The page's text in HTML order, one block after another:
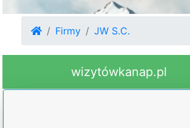
Firmy JW S.C.
wizytówkanap.pl